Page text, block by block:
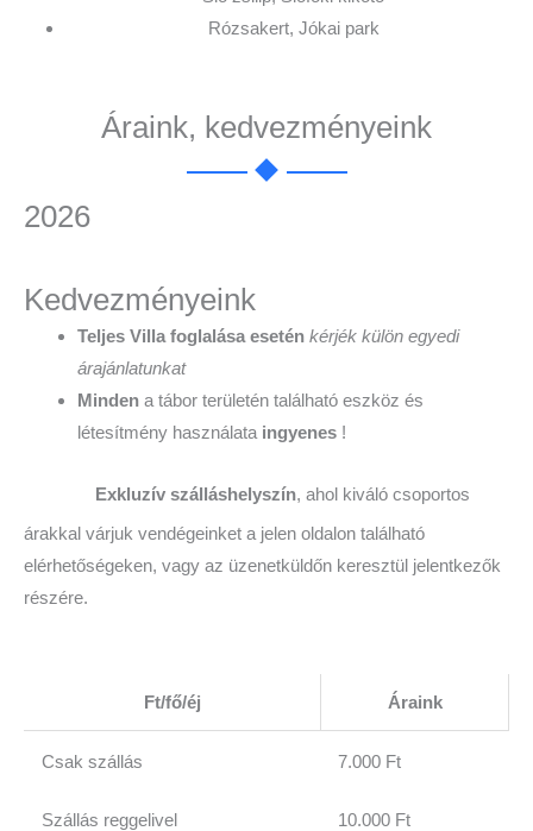
Rózsakert, Jókai park
Áraink, kedvezményeink
2026
Kedvezményeink
Teljes Villa foglalása esetén kérjék külön egyedi
árajánlatunkat
Minden a tábor területén található eszköz és
létesítmény használata ingyenes !
Exkluzív szálláshelyszín, ahol kiváló csoportos
árakkal várjuk vendégeinket a jelen oldalon található
elérhetőségeken, vagy az üzenetküldőn keresztül jelentkezők
részére.
Ft/fő/éj Áraink
Csak szállás 7.000 Ft
Szállás reggelivel 10.000 Ft